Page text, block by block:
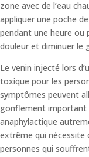
zone avec de l’eau
appliquer une poche
pendant une heure ou
douleur et diminuer le
Le venin injecté lors
toxique pour les
symptômes peuvent
gonflement important
anaphylactique
extrême qui nécessite
personnes qui